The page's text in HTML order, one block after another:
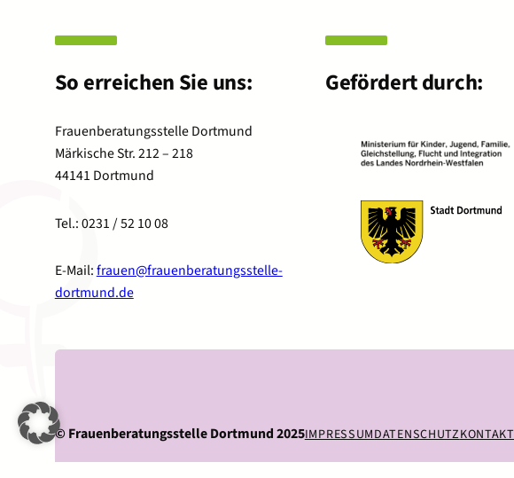
So erreichen Sie uns:
Frauenberatungsstelle Dortmund
Märkische Str. 212 – 218
44141 Dortmund
Tel.: 0231 / 52 10 08
E-Mail:frauen@frauenberatungsstelle-
dortmund.de
Gefördert durch:
© Frauenberatungsstelle Dortmund 2025IMPRESSUMDATENSCHUTZKONTAKT